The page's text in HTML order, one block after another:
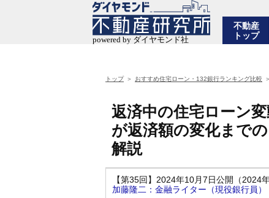
不動産
トップ
トップ おすすめ住宅ローン・132銀行ランキング比較
返済中の住宅ローン
が返済額の変化まで
解説
【第35回】2024年10月7日公開（2024
加藤隆二：金融ライター（現役銀行員）